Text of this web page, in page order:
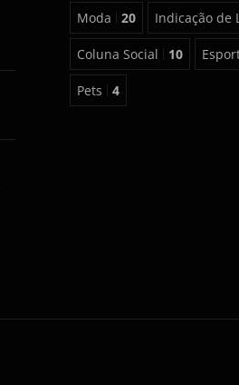
Moda 20 Indicação de
Coluna Social 10
Pets 4